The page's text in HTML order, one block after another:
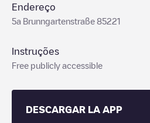
Endereço
5a Brunngartenstraße 85221
Instruções
Free publicly accessible
DESCARGAR LA APP